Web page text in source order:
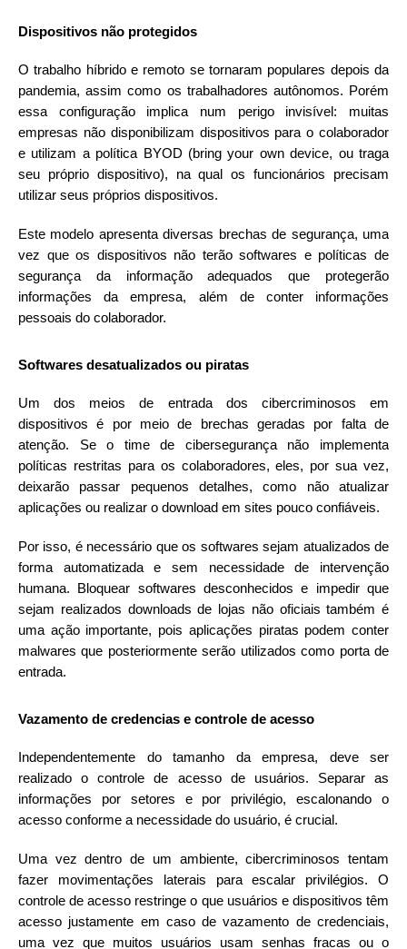
Dispositivos não protegidos
O trabalho híbrido e remoto se tornaram populares depois da
pandemia, assim como os trabalhadores autônomos. Porém
essa configuração implica num perigo invisível: muitas
empresas não disponibilizam dispositivos para o colaborador
e utilizam a política BYOD (bring your own device, ou traga
seu próprio dispositivo), na qual os funcionários precisam
utilizar seus próprios dispositivos.
Este modelo apresenta diversas brechas de segurança, uma
vez que os dispositivos não terão softwares e políticas de
segurança da informação adequados que protegerão
informações da empresa, além de conter informações
pessoais do colaborador.
Softwares desatualizados ou piratas
Um dos meios de entrada dos cibercriminosos em
dispositivos é por meio de brechas geradas por falta de
atenção. Se o time de cibersegurança não implementa
políticas restritas para os colaboradores, eles, por sua vez,
deixarão passar pequenos detalhes, como não atualizar
aplicações ou realizar o download em sites pouco confiáveis.
Por isso, é necessário que os softwares sejam atualizados de
forma automatizada e sem necessidade de intervenção
humana. Bloquear softwares desconhecidos e impedir que
sejam realizados downloads de lojas não oficiais também é
uma ação importante, pois aplicações piratas podem conter
malwares que posteriormente serão utilizados como porta de
entrada.
Vazamento de credencias e controle de acesso
Independentemente do tamanho da empresa, deve ser
realizado o controle de acesso de usuários. Separar as
informações por setores e por privilégio, escalonando o
acesso conforme a necessidade do usuário, é crucial.
Uma vez dentro de um ambiente, cibercriminosos tentam
fazer movimentações laterais para escalar privilégios. O
controle de acesso restringe o que usuários e dispositivos têm
acesso justamente em caso de vazamento de credenciais,
uma vez que muitos usuários usam senhas fracas ou o